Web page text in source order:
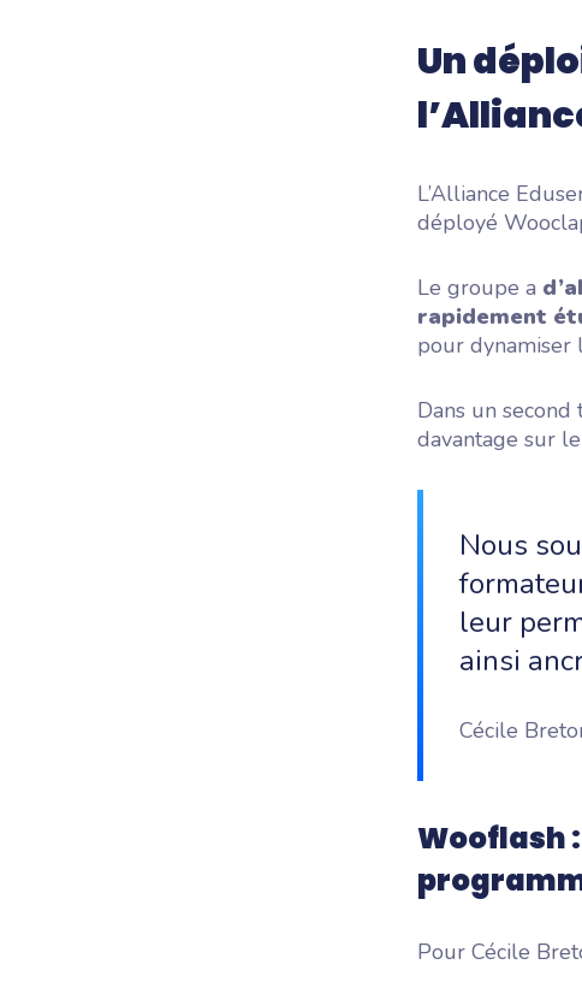
Un
L’Alliance
déployé
Le groupe a
rapidement
pour dynamiser
Dans un
davantage sur
Nous
leur
ainsi
Cécile
Wooflash
Pour Cécile